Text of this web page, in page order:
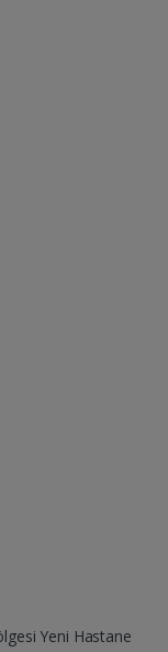
Yeni Hastane